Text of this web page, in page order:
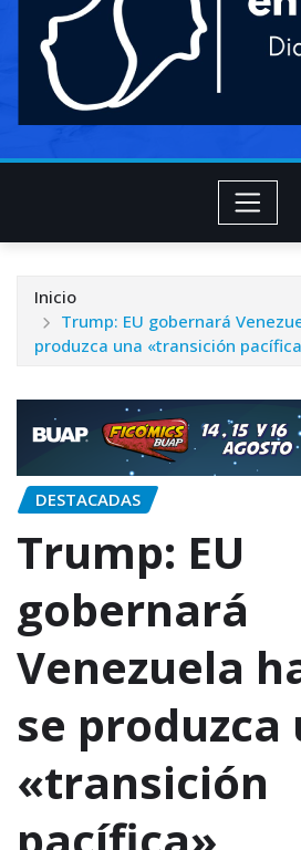
Inicio
Trump: EU gobernará
produzca una «transición
DESTACADAS
Trump: EU
gobernará
Venezuela
se produzca
«transición